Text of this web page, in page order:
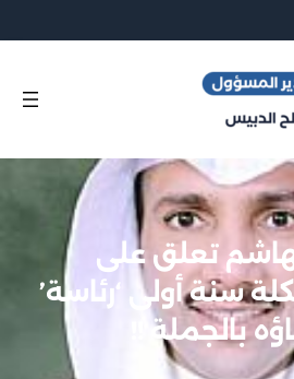
تعلق على
سنة أولى ‘رئاسة’
بالجملة !!